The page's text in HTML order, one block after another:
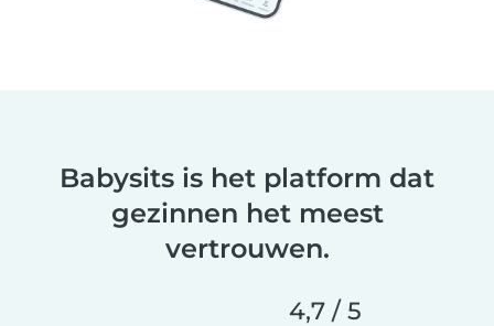
Babysits is het platform dat
gezinnen het meest
vertrouwen.
4,7 / 5